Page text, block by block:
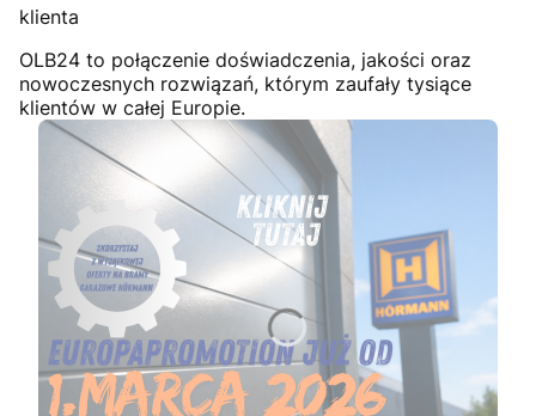
klienta
OLB24 to połączenie doświadczenia, jakości oraz
nowoczesnych rozwiązań, którym zaufały tysiące
klientów w całej Europie.